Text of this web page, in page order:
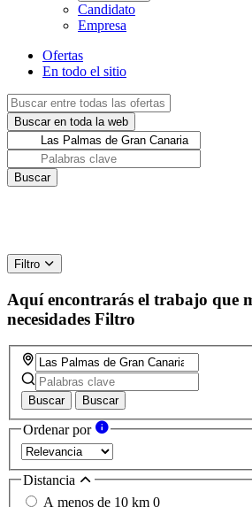
Candidato
Empresa
Ofertas
En todo el sitio
Filtro
Aquí encontrarás el trabajo que
necesidades Filtro
Buscar Buscar
Ordenar por
Distancia
A menos de 10 km 0